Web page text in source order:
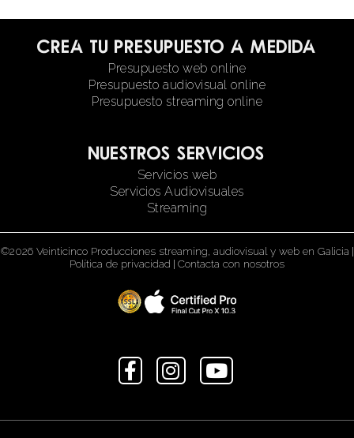
Crea tu presupuesto a medida
Presupuesto web online
Presupuesto audiovisual online
Presupuesto streaming online
Nuestros servicios
Servicios web
Servicios Audiovisuales
Streaming
©2026 Veinticinco Producciones streaming, audiovisual y web en Galicia |
Política de privacidad | Contacta con nosotros